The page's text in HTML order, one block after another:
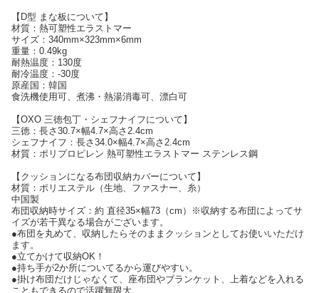
【D型 まな板について】
材質：熱可塑性エラストマー
サイズ：340mm×323mm×6mm
重量：0.49kg
耐熱温度：130度
耐冷温度：-30度
原産国：韓国
食洗機使用可、煮沸・熱湯消毒可、漂白可
【OXO 三徳包丁・シェフナイフについて】
三徳：長さ30.7×幅4.7×高さ2.4cm
シェフナイフ：長さ34.0×幅4.7×高さ2.4cm
材質：ポリプロピレン 熱可塑性エラストマー ステンレス鋼
【クッションになる布団収納カバーについて】
材質：ポリエステル（生地、ファスナー、糸）
中国製
布団収納時サイズ：約 直径35×幅73（cm）※収納する布団によってサ
イズが若干異なる場合がございます。
●布団を丸めて、収納したらそのままクッションとしてお使いいただけ
ます。
●立てかけて収納OK！
●持ち手が2か所についてるから運びやすい。
●掛け布団だけじゃなくて、座布団やブランケット、上着などを入れる
こともできるので活躍無限大。